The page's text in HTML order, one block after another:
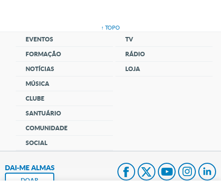
↑ TOPO
EVENTOS
FORMAÇÃO
NOTÍCIAS
MÚSICA
CLUBE
SANTUÁRIO
COMUNIDADE
SOCIAL
TV
RÁDIO
LOJA
DAI-ME ALMAS
DOAR